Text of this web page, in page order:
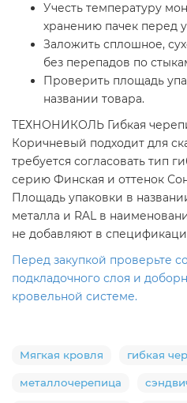
Учесть температуру
хранению пачек перед
Заложить сплошное,
без перепадов по
Проверить площадь
названии товара.
ТЕХНОНИКОЛЬ Гибкая
Коричневый подходит для
требуется согласовать тип
серию Финская и оттенок
Площадь упаковки в
металла и RAL в
не добавляют в
Перед закупкой проверьте
подкладочного слоя и
кровельной системе.
Мягкая кровля гибкая
металлочерепица